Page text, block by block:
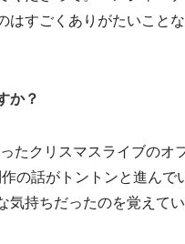
はすごくありがたいこと
か？
クリスマスライブのオ
の話がトントンと進ん
持ちだったのを覚えてい